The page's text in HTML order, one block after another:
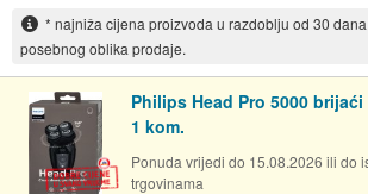
* najniža cijena proizvoda u razdoblju od 30
posebnog oblika prodaje.
Philips Head Pro 5000
1 kom.
Ponuda vrijedi do 15.08.2026 ili do
trgovinama